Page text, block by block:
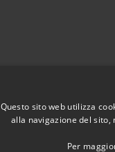
Questo sito web utilizza
alla navigazione del
Per